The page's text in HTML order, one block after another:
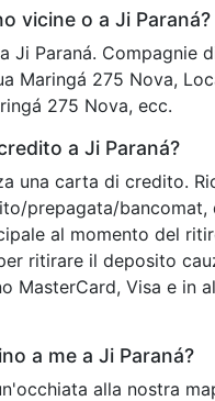
vicine o a Ji Paraná?
Paraná. Compagnie
Maringá 275 Nova,
275 Nova, ecc.
a Ji Paraná?
una carta di credito.
prepagata/
al momento del
ritirare il deposito
Visa e in
a me a Ji Paraná?
alla nostra